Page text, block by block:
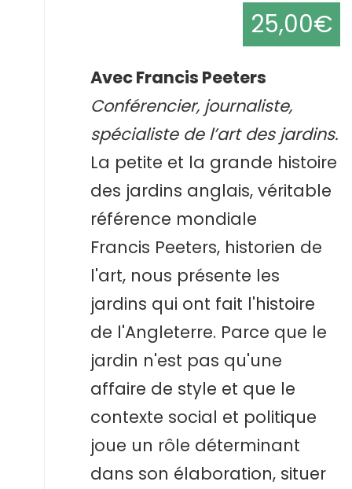
25,00€
Avec Francis Peeters
Conférencier, journaliste,
spécialiste de l’art des jardins.
La petite et la grande histoire
des jardins anglais, véritable
référence mondiale
Francis Peeters, historien de
l'art, nous présente les
jardins qui ont fait l'histoire
de l'Angleterre. Parce que le
jardin n'est pas qu'une
affaire de style et que le
contexte social et politique
joue un rôle déterminant
dans son élaboration, situer